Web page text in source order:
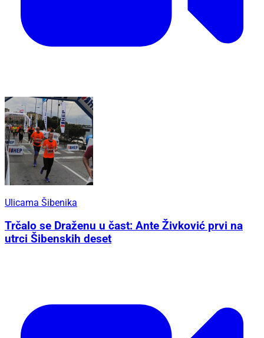
Ulicama Šibenika
Trčalo se Draženu u čast: Ante Živković prvi na
utrci Šibenskih deset